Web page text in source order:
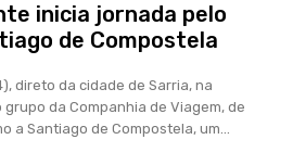
inicia jornada pelo
de Compostela
direto da cidade de Sarria, na
da Companhia de Viagem, de
a Santiago de Compostela, um...